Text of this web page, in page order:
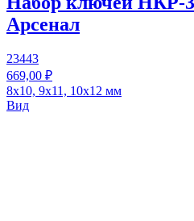
Арсенал
23443
669,00 ₽
8х10, 9х11, 10х12 мм
Вид